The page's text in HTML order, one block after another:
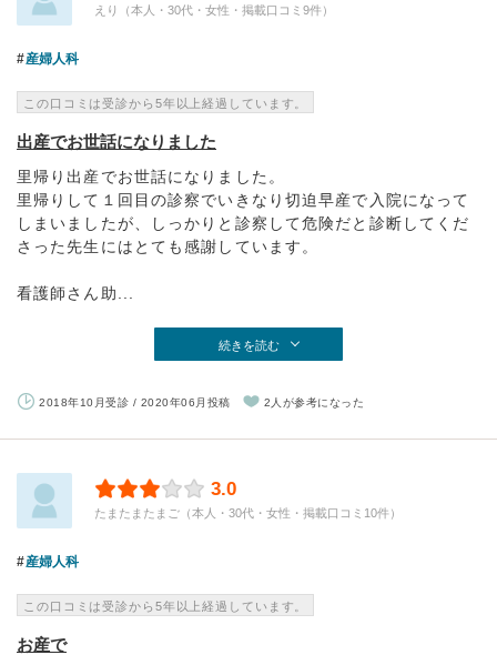
えり（本人・30代・女性・掲載口コミ9件）
産婦人科
この口コミは受診から5年以上経過しています。
出産でお世話になりました
里帰り出産でお世話になりました。
里帰りして１回目の診察でいきなり切迫早産で入院になって
しまいましたが、しっかりと診察して危険だと診断してくだ
さった先生にはとても感謝しています。
看護師さん助...
続きを読む
2018年10月受診 / 2020年06月投稿 2人が参考になった
3.0
たまたまたまご（本人・30代・女性・掲載口コミ10件）
産婦人科
この口コミは受診から5年以上経過しています。
お産で